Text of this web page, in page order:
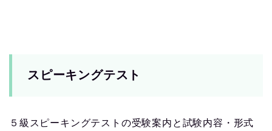
スピーキングテスト
５級スピーキングテストの受験案内と試験内容・形式